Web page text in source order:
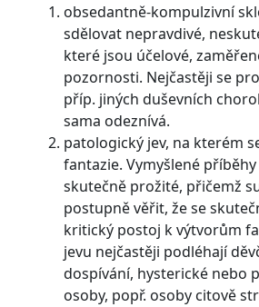
obsedantně-kompulzivní
sdělovat nepravdivé,
které jsou účelové,
pozornosti. Nejčastěji se
příp. jiných duševních
sama odeznívá.
patologický jev, na kterém
fantazie. Vymyšlené
skutečně prožité, přičemž
postupně věřit, že se
kritický postoj k výtvorům
jevu nejčastěji podléhají
dospívání, hysterické nebo
osoby, popř. osoby citově